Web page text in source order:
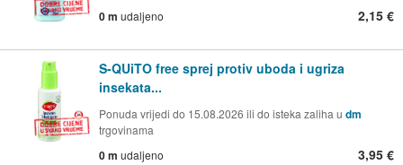
0 m udaljeno 2,15 €
S-QUiTO free sprej protiv uboda i ugriza
insekata...
Ponuda vrijedi do 15.08.2026 ili do isteka zaliha u dm
trgovinama
0 m udaljeno 3,95 €